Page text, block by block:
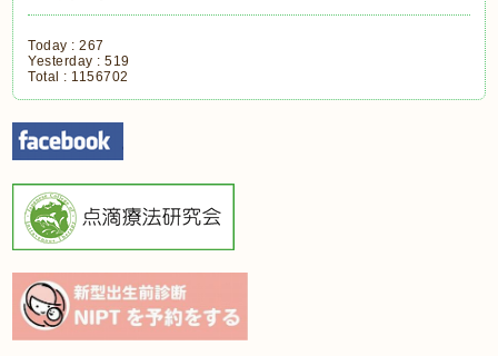
Today :267
Yesterday :519
Total : 1156702